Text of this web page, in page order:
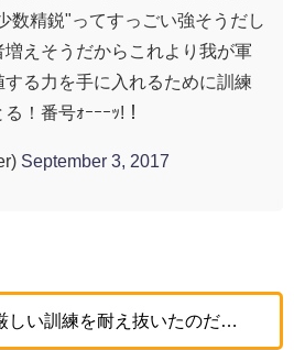
数精鋭"ってすっごい強そうだし
えそうだからこれより我が軍
る力を手に入れるために訓練
！番号ｫｰｰｰｯ!！
September 3, 2017
しい訓練を耐え抜いたのだ…